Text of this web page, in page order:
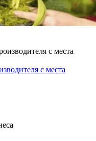
с места